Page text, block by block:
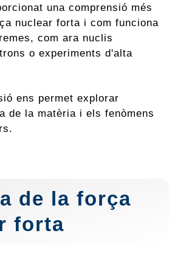
una comprensió més
nuclear forta i com funciona
com ara nuclis
o experiments d'alta
ens permet explorar
de la matèria i els fenòmens
de la força
forta